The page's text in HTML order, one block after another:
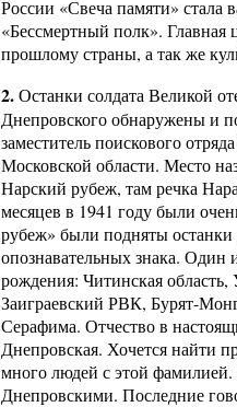
России «Свеча памяти» стала
«Бессмертный полк». Главная
прошлому страны, а так же
2.Останки солдата Великой
Днепровского обнаружены и
заместитель поискового
Московской области. Место
Нарский рубеж, там речка
месяцев в 1941 году были
рубеж» были подняты
опознавательных знака. Один
рождения: Читинская
Заиграевский РВК, Бурят-
Серафима. Отчество в
Днепровская. Хочется найти
много людей с этой фамилией.
Днепровскими. Последние